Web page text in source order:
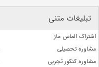
تبلیغات متنی
اشتراک الماس ماز
مشاوره تحصیلی
مشاوره کنکور تجربی